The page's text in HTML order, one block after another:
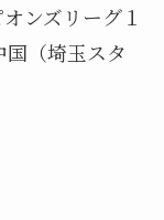
ンズリーグ１
（埼玉スタ